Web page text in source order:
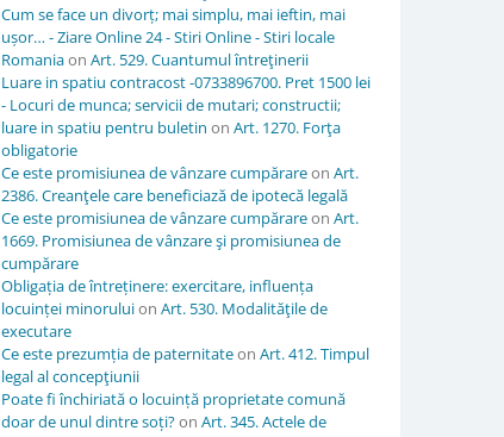
Cum se face un divorț; mai simplu, mai ieftin, mai
ușor… - Ziare Online 24 - Stiri Online - Stiri locale
Romaniaon Art. 529. Cuantumul întreţinerii
Luare in spatiu contracost -0733896700. Pret 1500 lei
- Locuri de munca; servicii de mutari; constructii;
luare in spatiu pentru buletin on Art. 1270. Forţa
obligatorie
Ce este promisiunea de vânzare cumpărareon Art.
2386. Creanţele care beneficiază de ipotecă legală
Ce este promisiunea de vânzare cumpărareon Art.
1669. Promisiunea de vânzare şi promisiunea de
cumpărare
Obligația de întreținere: exercitare, influența
locuinței minoruluion Art. 530. Modalităţile de
executare
Ce este prezumția de paternitateon Art. 412. Timpul
legal al concepţiunii
Poate fi închiriată o locuință proprietate comună
doar de unul dintre soți?on Art. 345. Actele de